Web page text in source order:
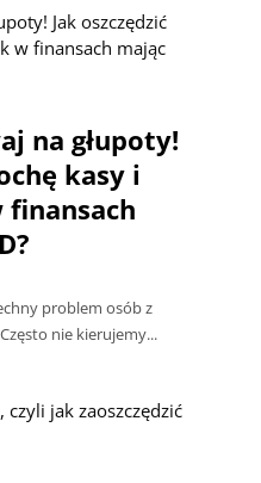
na głupoty!
kasy i
finansach
problem osób z
nie kierujemy...